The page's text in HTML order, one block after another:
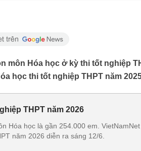
môn Hóa học ở kỳ thi tốt nghiệp
học thi tốt nghiệp THPT năm
THPT năm 2026
Hóa học là gần 254.000 em.
năm 2026 diễn ra sáng 12/6.